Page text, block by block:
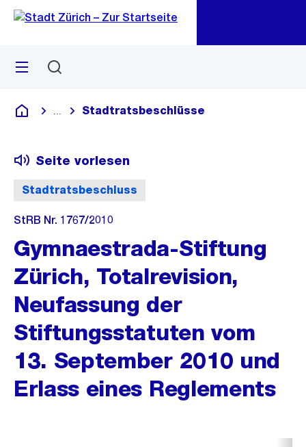
Navigation
Sprunglink
Menü
Deutsch
Blende alle Breadcrumbs ein
Stadtratsbeschlüsse
Stadtratsbeschluss
Seite vorlesen
StRB Nr. 1767/2010
Gymnaestrada-Stiftung
Zürich, Totalrevision,
Neufassung der
Stiftungsstatuten vom
13. September 2010 und
Erlass eines Reglements